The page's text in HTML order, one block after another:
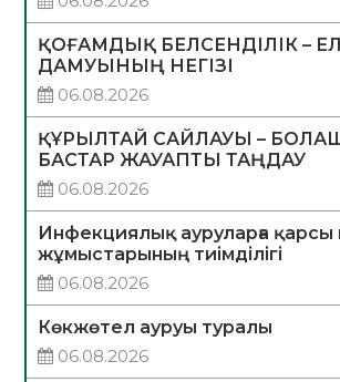
ҚОҒАМДЫҚ БЕЛСЕНДІЛІК – ЕЛ
ДАМУЫНЫҢ НЕГІЗІ
06.08.2026
ҚҰРЫЛТАЙ САЙЛАУЫ –
БАСТАР ЖАУАПТЫ ТАҢДАУ
06.08.2026
Инфекциялық ауруларға
жұмыстарының тиімділігі
06.08.2026
Көкжөтел ауруы туралы
06.08.2026